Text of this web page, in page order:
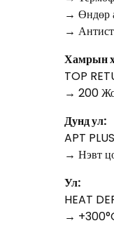
→ Өндөр
→
Хамрын
TOP
→ 200
Дунд ул:
APT
→ Нэвт
Ул:
HEAT
→